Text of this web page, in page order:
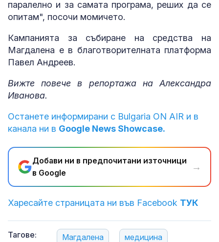
паралелно и за самата програма, реших да се
опитам", посочи момичето.
Кампанията за събиране на средства на
Магдалена е в благотворителната платформа
Павел Андреев.
Вижте повече в репортажа на Александра
Иванова.
Останете информирани с Bulgaria ON AIR и в
канала ни в Google News Showcase.
Добави ни в предпочитани източници
в Google
→
Харесайте страницата ни във Facebook ТУК
Тагове: Магдалена медицина